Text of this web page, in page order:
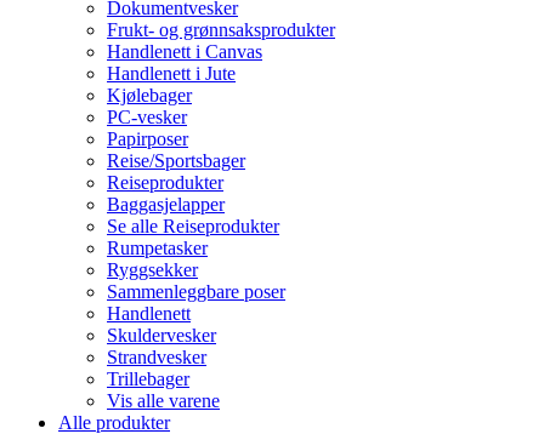
Dokumentvesker
Frukt- og grønnsaksprodukter
Handlenett i Canvas
Handlenett i Jute
Kjølebager
PC-vesker
Papirposer
Reise/Sportsbager
Reiseprodukter
Baggasjelapper
Se alle Reiseprodukter
Rumpetasker
Ryggsekker
Sammenleggbare poser
Handlenett
Skuldervesker
Strandvesker
Trillebager
Vis alle varene
Alle produkter